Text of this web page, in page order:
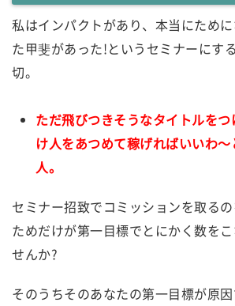
私はインパクトがあり、本当にため
た甲斐があった!というセミナーにす
切。
ただ飛びつきそうなタイトルを
け人をあつめて稼げればいいわ
人。
セミナー招致でコミッションを取る
ためだけが第一目標でとにかく数を
せんか?
そのうちそのあなたの第一目標が原